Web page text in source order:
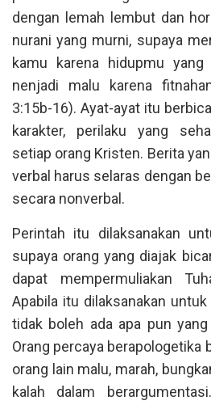
dengan lemah lembut dan
nurani yang murni, supaya
kamu karena hidupmu
nenjadi malu karena
3:15b-16). Ayat-ayat itu
karakter, perilaku yang
setiap orang Kristen. Berita
verbal harus selaras dengan
secara nonverbal.
Perintah itu dilaksanakan
supaya orang yang diajak
dapat mempermuliakan
Apabila itu dilaksanakan
tidak boleh ada apa pun
Orang percaya berapologetika
orang lain malu, marah,
kalah dalam